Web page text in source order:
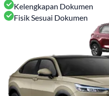
Kelengkapan Dokumen
Fisik Sesuai Dokumen